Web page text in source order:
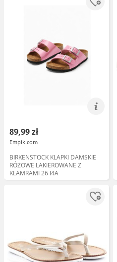
89,99 zł
Empik.com
BIRKENSTOCK KLAPKI DAMSKIE
RÓŻOWE LAKIEROWANE Z
KLAMRAMI 26 I4A